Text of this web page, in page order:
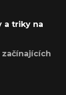
a triky na
začínajících